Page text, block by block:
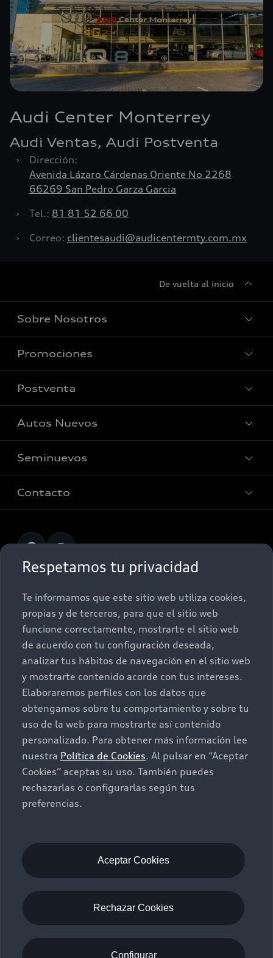
Respetamos tu privacidad
Te informamos que este sitio web utiliza cookies,
propias y de terceros, para que el sitio web
funcione correctamente, mostrarte el sitio web
de acuerdo con tu configuración deseada,
analizar tus hábitos de navegación en el sitio web
y mostrarte contenido acorde con tus intereses.
Elaboraremos perfiles con los datos que
obtengamos sobre tu comportamiento y sobre tu
uso de la web para mostrarte así contenido
personalizado. Para obtener más información lee
nuestra Política de Cookies. Al pulsar en “Aceptar
Cookies” aceptas su uso. También puedes
rechazarlas o configurarlas según tus
preferencias.
Aceptar Cookies
Rechazar Cookies
Configurar
Audi Center Monterrey
Audi Ventas, Audi Postventa
›
Dirección:
Avenida Lázaro Cárdenas Oriente No 2268
66269 San Pedro Garza Garcia
›
Tel.: 81 81 52 66 00
›
Correo: clientesaudi@audicentermty.com.mx
De vuelta al inicio
Sobre Nosotros
Conócenos
Promociones
Nuestras Promociones
Postventa
Audi Aftersales
Autos Nuevos
Quiero un Audi nuevo
Seminuevos
Audi certified:Plus
Contacto
Contáctanos
©2025 Audi de México división de Volkswagen de
México S.A. de C.V. Todos los derechos reservados.
Utilizamos cookies para mejorar nuestro sitio
web y tu experiencia en línea. Al continuar
navegando en este sitio web, aceptas el uso de
cookies.
Términos y Condiciones
Aviso de privacidad
Audi de México
myAudi